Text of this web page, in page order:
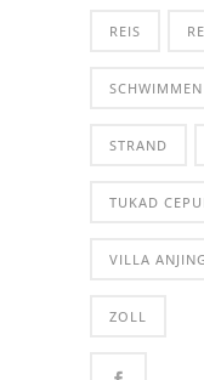
REIS
SCHWIMMEN
STRAND
TUKAD
VILLA ANJING
ZOLL